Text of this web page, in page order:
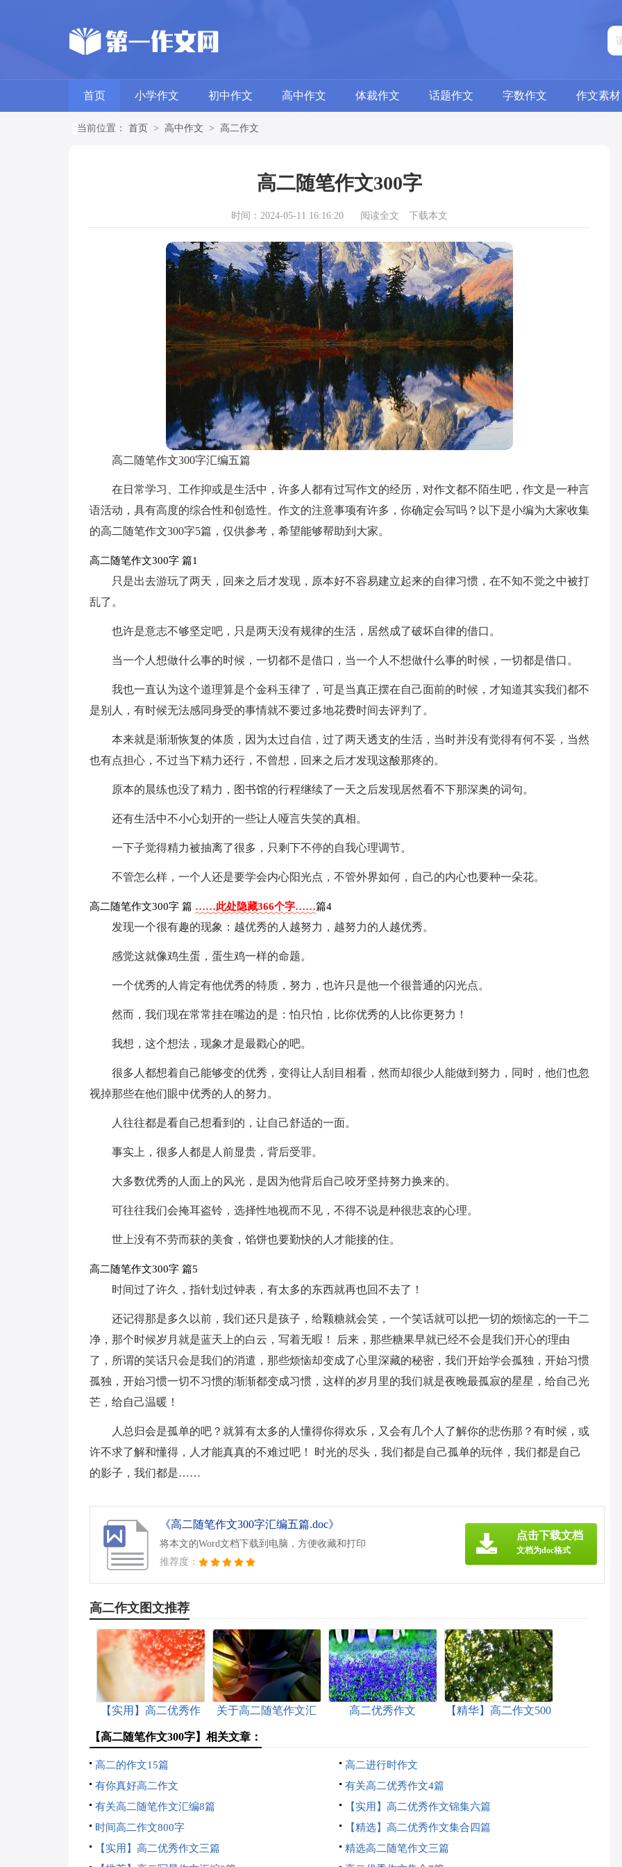
首页 小学作文 初中作文 高中作文 体裁作文 话题作文 字数作文 作文素材
当前位置： 首页 > 高中作文 > 高二作文
高二随笔作文300字
时间：2024-05-11 16:16:20 阅读全文 下载本文
高二随笔作文300字汇编五篇
在日常学习、工作抑或是生活中，许多人都有过写作文的经历，对作文都不陌生吧，作文是一种言
语活动，具有高度的综合性和创造性。作文的注意事项有许多，你确定会写吗？以下是小编为大家收集
的高二随笔作文300字5篇，仅供参考，希望能够帮助到大家。
高二随笔作文300字 篇1
只是出去游玩了两天，回来之后才发现，原本好不容易建立起来的自律习惯，在不知不觉之中被打
乱了。
也许是意志不够坚定吧，只是两天没有规律的生活，居然成了破坏自律的借口。
当一个人想做什么事的时候，一切都不是借口，当一个人不想做什么事的时候，一切都是借口。
我也一直认为这个道理算是个金科玉律了，可是当真正摆在自己面前的时候，才知道其实我们都不
是别人，有时候无法感同身受的事情就不要过多地花费时间去评判了。
本来就是渐渐恢复的体质，因为太过自信，过了两天透支的生活，当时并没有觉得有何不妥，当然
也有点担心，不过当下精力还行，不曾想，回来之后才发现这酸那疼的。
原本的晨练也没了精力，图书馆的行程继续了一天之后发现居然看不下那深奥的词句。
还有生活中不小心划开的一些让人哑言失笑的真相。
一下子觉得精力被抽离了很多，只剩下不停的自我心理调节。
不管怎么样，一个人还是要学会内心阳光点，不管外界如何，自己的内心也要种一朵花。
高二随笔作文300字 篇 ……此处隐藏366个字……篇4
发现一个很有趣的现象：越优秀的人越努力，越努力的人越优秀。
感觉这就像鸡生蛋，蛋生鸡一样的命题。
一个优秀的人肯定有他优秀的特质，努力，也许只是他一个很普通的闪光点。
然而，我们现在常常挂在嘴边的是：怕只怕，比你优秀的人比你更努力！
我想，这个想法，现象才是最戳心的吧。
很多人都想着自己能够变的优秀，变得让人刮目相看，然而却很少人能做到努力，同时，他们也忽
视掉那些在他们眼中优秀的人的努力。
人往往都是看自己想看到的，让自己舒适的一面。
事实上，很多人都是人前显贵，背后受罪。
大多数优秀的人面上的风光，是因为他背后自己咬牙坚持努力换来的。
可往往我们会掩耳盗铃，选择性地视而不见，不得不说是种很悲哀的心理。
世上没有不劳而获的美食，馅饼也要勤快的人才能接的住。
高二随笔作文300字 篇5
时间过了许久，指针划过钟表，有太多的东西就再也回不去了！
还记得那是多久以前，我们还只是孩子，给颗糖就会笑，一个笑话就可以把一切的烦恼忘的一干二
净，那个时候岁月就是蓝天上的白云，写着无暇！ 后来，那些糖果早就已经不会是我们开心的理由
了，所谓的笑话只会是我们的消遣，那些烦恼却变成了心里深藏的秘密，我们开始学会孤独，开始习惯
孤独，开始习惯一切不习惯的渐渐都变成习惯，这样的岁月里的我们就是夜晚最孤寂的星星，给自己光
芒，给自己温暖！
人总归会是孤单的吧？就算有太多的人懂得你得欢乐，又会有几个人了解你的悲伤那？有时候，或
许不求了解和懂得，人才能真真的不难过吧！ 时光的尽头，我们都是自己孤单的玩伴，我们都是自己
的影子，我们都是……
《高二随笔作文300字汇编五篇.doc》
将本文的Word文档下载到电脑，方便收藏和打印
推荐度：
点击下载文档
文档为doc格式
高二作文图文推荐
【实用】高二优秀作
关于高二随笔作文汇
高二优秀作文
【精华】高二作文500
【高二随笔作文300字】相关文章：
高二的作文15篇
高二进行时作文
有你真好高二作文
有关高二优秀作文4篇
有关高二随笔作文汇编8篇
【实用】高二优秀作文锦集六篇
时间高二作文800字
【精选】高二优秀作文集合四篇
【实用】高二优秀作文三篇
精选高二随笔作文三篇